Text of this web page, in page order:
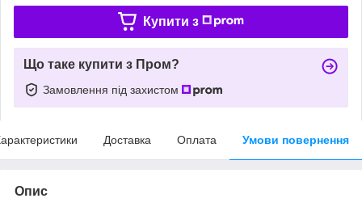
Купити з
Що таке купити з Пром?
Замовлення під захистом
Доставка Оплата Умови повернення
Опис